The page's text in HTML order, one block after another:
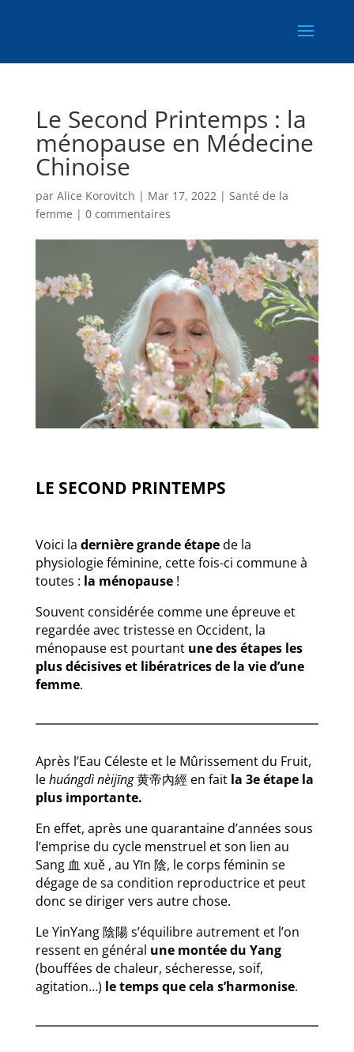
Le Second Printemps : la
ménopause en Médecine
Chinoise
par Alice Korovitch | Mar 17, 2022| Santé de la
femme | 0 commentaires
LE SECOND PRINTEMPS
Voici la dernière grande étapede la
physiologie féminine, cette fois-ci commune à
toutes : la ménopause!
Souvent considérée comme une épreuve et
regardée avec tristesse en Occident, la
ménopause est pourtant une des étapes les
plus décisives et libératrices de la vie d’une
femme.
Après l’Eau Céleste et le Mûrissement du Fruit,
lehuángdì nèijīng黄帝內經 en fait la 3e étape la
plus importante.
En effet, après une quarantaine d’années sous
l’emprise du cycle menstruel et son lien au
Sang 血 xuě , au Yīn 陰, le corps féminin se
dégage de sa condition reproductrice et peut
donc se diriger vers autre chose.
Le YinYang 陰陽 s’équilibre autrement et l’on
ressent en général une montée du Yang
(bouffées de chaleur, sécheresse, soif,
agitation…) le temps que cela s’harmonise.